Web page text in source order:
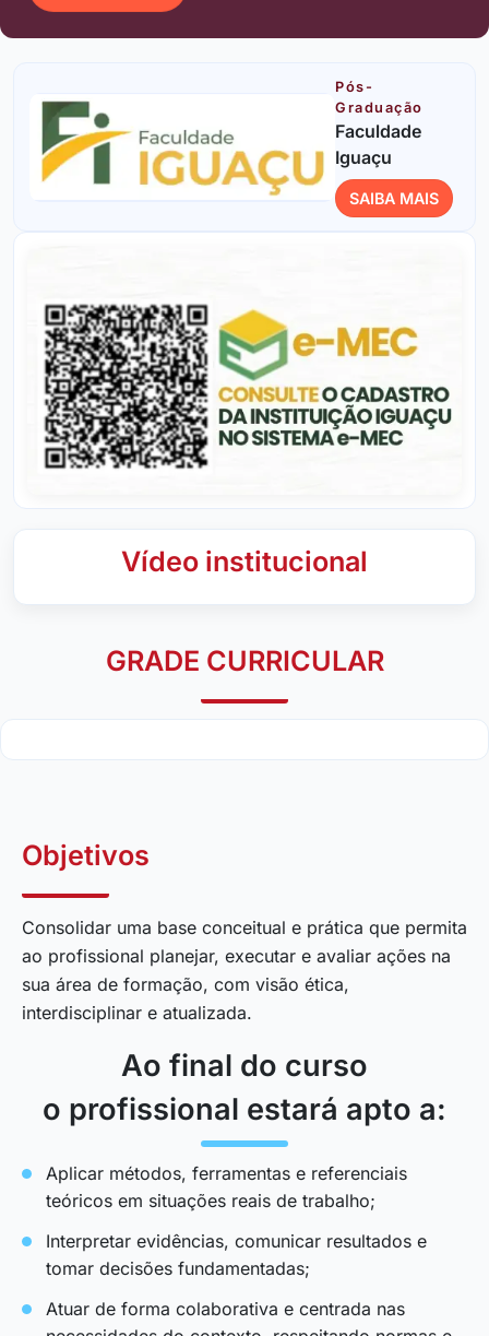
Pós-
Graduação
Faculdade
Iguaçu
SAIBA MAIS
Vídeo institucional
GRADE CURRICULAR
Objetivos
Consolidar uma base conceitual e prática que permita
ao profissional planejar, executar e avaliar ações na
sua área de formação, com visão ética,
interdisciplinar e atualizada.
Ao final do curso
o profissional estará apto a:
Aplicar métodos, ferramentas e referenciais
teóricos em situações reais de trabalho;
Interpretar evidências, comunicar resultados e
tomar decisões fundamentadas;
Atuar de forma colaborativa e centrada nas